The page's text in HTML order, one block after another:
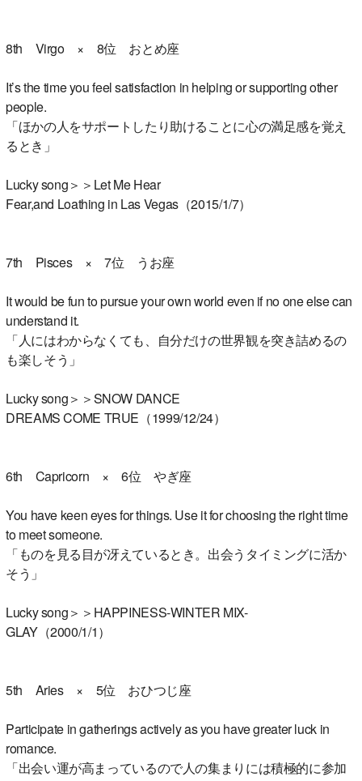
8th Virgo × 8位 おとめ座
It’s the time you feel satisfaction in helping or supporting other
people.
「ほかの人をサポートしたり助けることに心の満足感を覚え
るとき」
Lucky song＞＞Let Me Hear
Fear,and Loathing in Las Vegas（2015/1/7）
7th Pisces × 7位 うお座
It would be fun to pursue your own world even if no one else can
understand it.
「人にはわからなくても、自分だけの世界観を突き詰めるの
も楽しそう」
Lucky song＞＞SNOW DANCE
DREAMS COME TRUE（1999/12/24）
6th Capricorn × 6位 やぎ座
You have keen eyes for things. Use it for choosing the right time
to meet someone.
「ものを見る目が冴えているとき。出会うタイミングに活か
そう」
Lucky song＞＞HAPPINESS-WINTER MIX-
GLAY（2000/1/1）
5th Aries × 5位 おひつじ座
Participate in gatherings actively as you have greater luck in
romance.
「出会い運が高まっているので人の集まりには積極的に参加